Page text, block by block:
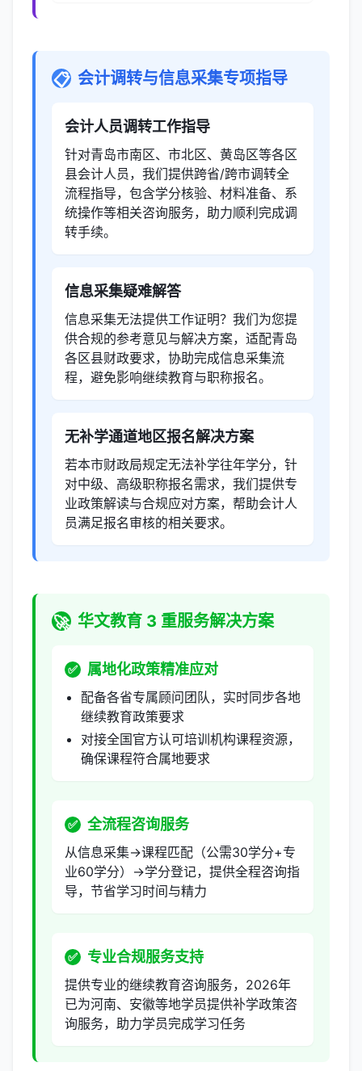
📋 会计调转与信息采集专项指导
会计人员调转工作指导
针对青岛市南区、市北区、黄岛区等各区
县会计人员，我们提供跨省/跨市调转全
流程指导，包含学分核验、材料准备、系
统操作等相关咨询服务，助力顺利完成调
转手续。
信息采集疑难解答
信息采集无法提供工作证明？我们为您提
供合规的参考意见与解决方案，适配青岛
各区县财政要求，协助完成信息采集流
程，避免影响继续教育与职称报名。
无补学通道地区报名解决方案
若本市财政局规定无法补学往年学分，针
对中级、高级职称报名需求，我们提供专
业政策解读与合规应对方案，帮助会计人
员满足报名审核的相关要求。
🚀 华文教育 3 重服务解决方案
✅ 属地化政策精准应对
配备各省专属顾问团队，实时同步各地
继续教育政策要求
对接全国官方认可培训机构课程资源，
确保课程符合属地要求
✅ 全流程咨询服务
从信息采集→课程匹配（公需30学分+专
业60学分）→学分登记，提供全程咨询指
导，节省学习时间与精力
✅ 专业合规服务支持
提供专业的继续教育咨询服务，2026年
已为河南、安徽等地学员提供补学政策咨
询服务，助力学员完成学习任务